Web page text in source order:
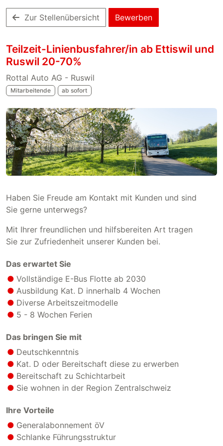
Zur Stellenübersicht Bewerben
Teilzeit-Linienbusfahrer/in ab Ettiswil und
Ruswil 20-70%
Rottal Auto AG - Ruswil
Mitarbeitende ab sofort
Haben Sie Freude am Kontakt mit Kunden und sind
Sie gerne unterwegs?
Mit Ihrer freundlichen und hilfsbereiten Art tragen
Sie zur Zufriedenheit unserer Kunden bei.
Das erwartet Sie
Vollständige E-Bus Flotte ab 2030
Ausbildung Kat. D innerhalb 4 Wochen
Diverse Arbeitszeitmodelle
5 - 8 Wochen Ferien
Das bringen Sie mit
Deutschkenntnis
Kat. D oder Bereitschaft diese zu erwerben
Bereitschaft zu Schichtarbeit
Sie wohnen in der Region Zentralschweiz
Ihre Vorteile
Generalabonnement öV
Schlanke Führungsstruktur